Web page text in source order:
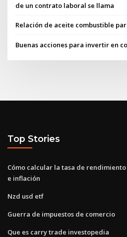
de un contrato laboral se llama
Relación de aceite combustible
Buenas acciones para invertir en
Top Stories
Cómo calcular la tasa de
e inflación
Nzd usd etf
Guerra de impuestos de comercio
Que es carry trade investopedia